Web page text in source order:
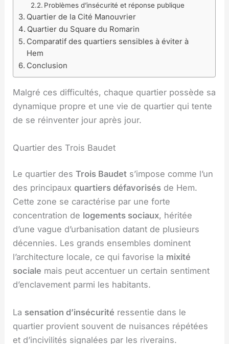
Problèmes d’insécurité et réponse publique
Quartier de la Cité Manouvrier
Quartier du Square du Romarin
Comparatif des quartiers sensibles à éviter à
Hem
Conclusion
Malgré ces difficultés, chaque quartier possède sa
dynamique propre et une vie de quartier qui tente
de se réinventer jour après jour.
Quartier des Trois Baudet
Le quartier desTrois Baudet s’impose comme l’un
des principauxquartiers défavorisés de Hem.
Cette zone se caractérise par une forte
concentration de logements sociaux, héritée
d’une vague d’urbanisation datant de plusieurs
décennies. Les grands ensembles dominent
l’architecture locale, ce qui favorise la mixité
sociale mais peut accentuer un certain sentiment
d’enclavement parmi les habitants.
La sensation d’insécurité ressentie dans le
quartier provient souvent de nuisances répétées
et d’incivilités signalées par les riverains.